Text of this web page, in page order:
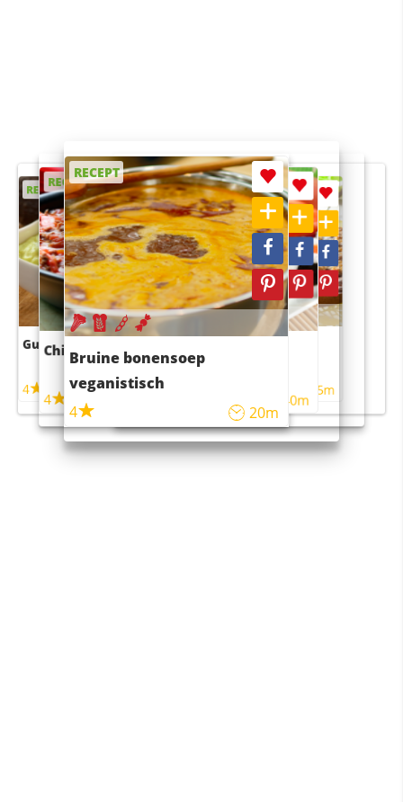
RECEPT
Guacamole
4
RECEPT
Chili con carne
4 45m
RECEPT
Bruine bonensoep
veganistisch
4
20m
RECEPT
Sushi rijstsalade
maaltijdsalade
40m
RECEPT
4 55m